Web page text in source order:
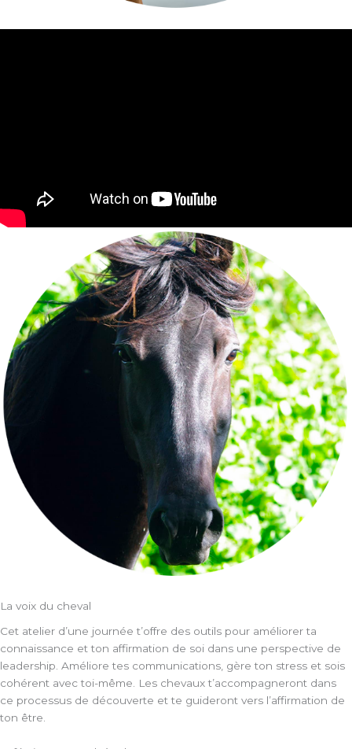
La voix du cheval
Cet atelier d’une journée t’offre des outils pour améliorer ta
connaissance et ton affirmation de soi dans une perspective de
leadership. Améliore tes communications, gère ton stress et sois
cohérent avec toi-même. Les chevaux t’accompagneront dans
ce processus de découverte et te guideront vers l’affirmation de
ton être.